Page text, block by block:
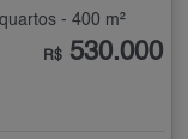
- 400 m²
R$ 530.000